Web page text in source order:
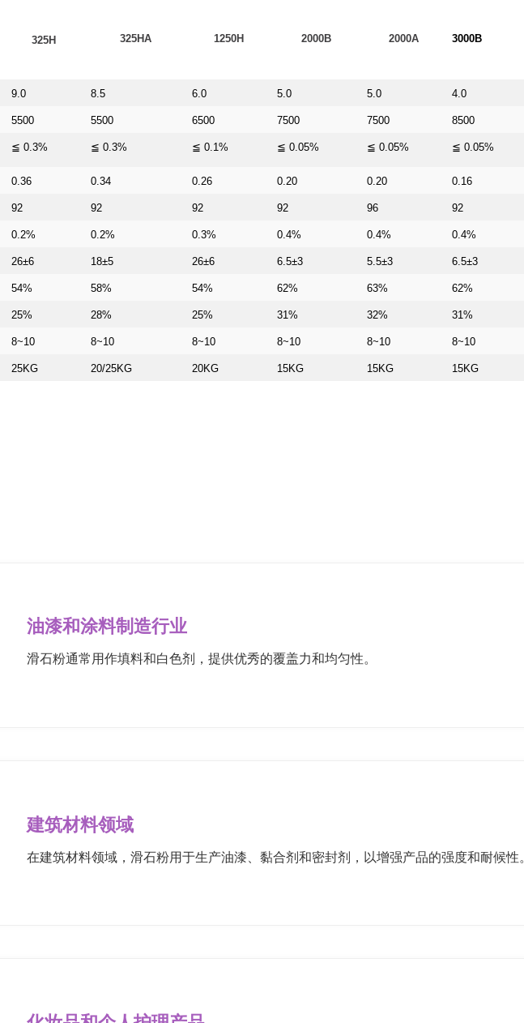
325H 325HA 1250H 2000B 2000A 3000B
9.0 8.5 6.0 5.0 5.0 4.0
5500 5500 6500 7500 7500 8500
≦ 0.3% ≦ 0.3% ≦ 0.1% ≦ 0.05% ≦ 0.05% ≦ 0.05%
0.36 0.34 0.26 0.20 0.20 0.16
92 92 92 92 96 92
0.2% 0.2% 0.3% 0.4% 0.4% 0.4%
26±6 18±5 26±6 6.5±3 5.5±3 6.5±3
54% 58% 54% 62% 63% 62%
25% 28% 25% 31% 32% 31%
8~10 8~10 8~10 8~10 8~10 8~10
25KG 20/25KG 20KG 15KG 15KG 15KG
油漆和涂料制造行业
滑石粉通常用作填料和白色剂，提供优秀的覆盖力和均匀性。
建筑材料领域
在建筑材料领域，滑石粉用于生产油漆、黏合剂和密封剂，以增强产品的强度和耐候性。